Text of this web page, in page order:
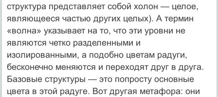
структура представляет собой холон — целое,
являющееся частью других целых). А термин
«волна» указывает на то, что эти уровни не
являются четко разделенными и
изолированными, а подобно цветам радуги,
бесконечно меняются и переходят друг в друга.
Базовые структуры — это попросту основные
цвета в этой радуге. Вот другая метафора: они